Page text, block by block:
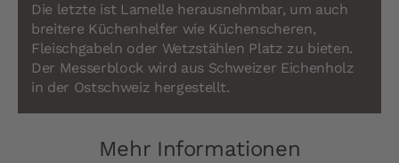
Die letzte ist Lamelle herausnehmbar, um auch
breitere Küchenhelfer wie Küchenscheren,
Fleischgabeln oder Wetzstählen Platz zu bieten.
Der Messerblock wird aus Schweizer Eichenholz
in der Ostschweiz hergestellt.
Mehr Informationen